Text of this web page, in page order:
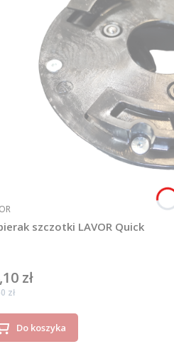
szczotki LAVOR Quick
zł
zł
Do koszyka